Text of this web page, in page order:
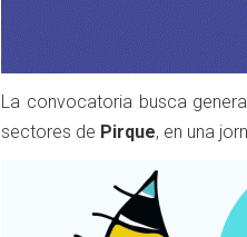
La convocatoria busca
sectores de Pirque, en una